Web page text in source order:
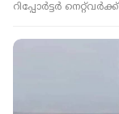
റിപ്പോർട്ടർ നെറ്റ്‌വര്‍ക്ക്‌